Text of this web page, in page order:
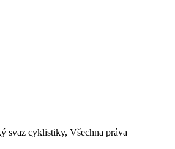
svaz cyklistiky, Všechna práva